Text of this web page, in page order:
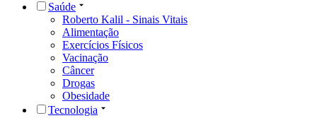
Saúde
Roberto Kalil - Sinais Vitais
Alimentação
Exercícios Físicos
Vacinação
Câncer
Drogas
Obesidade
Tecnologia